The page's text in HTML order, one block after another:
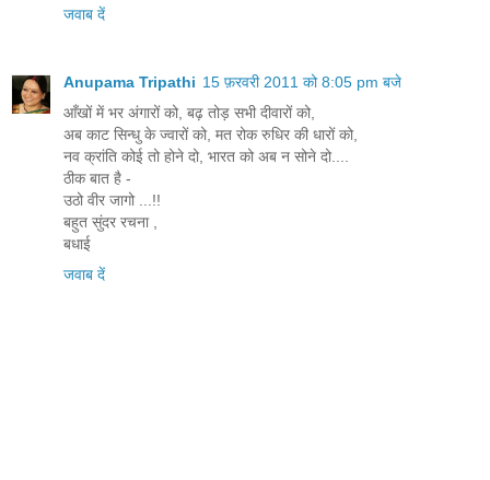
जवाब दें
Anupama Tripathi 15 फ़रवरी 2011 को 8:05 pm बजे
आँखों में भर अंगारों को, बढ़ तोड़ सभी दीवारों को,
अब काट सिन्धु के ज्वारों को, मत रोक रुधिर की धारों को,
नव क्रांति कोई तो होने दो, भारत को अब न सोने दो....
ठीक बात है -
उठो वीर जागो ...!!
बहुत सुंदर रचना ,
बधाई
जवाब दें